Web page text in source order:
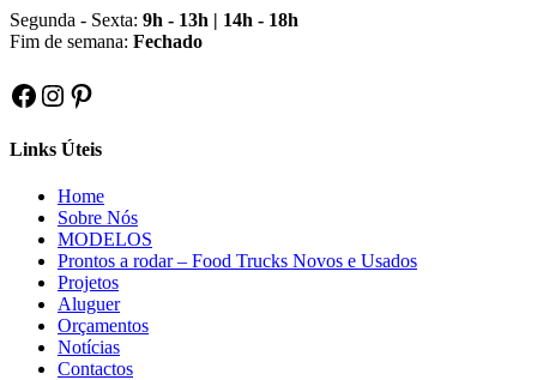
Segunda - Sexta: 9h - 13h | 14h - 18h
Fim de semana: Fechado
Facebook
Instagram
Pinterest
Links Úteis
Home
Sobre Nós
MODELOS
Prontos a rodar – Food Trucks Novos e Usados
Projetos
Aluguer
Orçamentos
Notícias
Contactos